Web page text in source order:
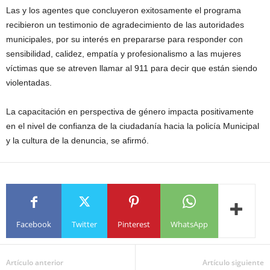
Las y los agentes que concluyeron exitosamente el programa
recibieron un testimonio de agradecimiento de las autoridades
municipales, por su interés en prepararse para responder con
sensibilidad, calidez, empatía y profesionalismo a las mujeres
víctimas que se atreven llamar al 911 para decir que están siendo
violentadas.
La capacitación en perspectiva de género impacta positivamente
en el nivel de confianza de la ciudadanía hacia la policía Municipal
y la cultura de la denuncia, se afirmó.
Facebook Twitter Pinterest WhatsApp
Artículo anterior Artículo siguiente